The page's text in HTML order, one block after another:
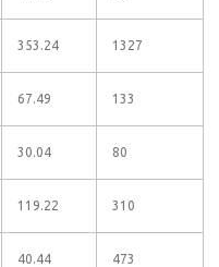
353.24 1327
67.49 133
30.04 80
119.22 310
40.44 473